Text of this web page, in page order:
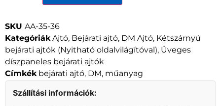
SKU AA-35-36
Kategóriák Ajtó, Bejárati ajtó, DM Ajtó, Kétszárnyú
bejárati ajtók (Nyitható oldalvilágítóval), Üveges
díszpaneles bejárati ajtók
Címkék bejárati ajtó, DM, műanyag
Szállítási információk: